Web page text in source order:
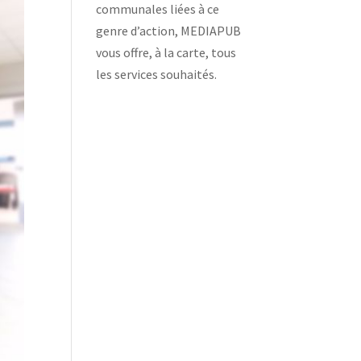
communales liées à ce
genre d’action, MEDIAPUB
vous offre, à la carte, tous
les services souhaités.